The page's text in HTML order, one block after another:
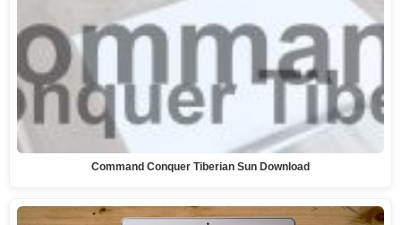
Command Conquer Tiberian Sun Download